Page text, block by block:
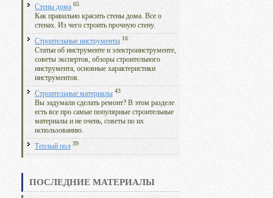
Стены дома 65
Как правильно красить стены дома. Все о
стенах. Из чего строить прочную стену.
Строительные инструменты 16
Статьи об инструменте и электроинструменте,
советы экспертов, обзоры строительного
инструмента, основные характеристики
инструментов.
Строительные материалы 43
Вы задумали сделать ремонт? В этом разделе
есть все про самые популярные строительные
материалы и не очень, советы по их
использованию.
Теплый пол 39
ПОСЛЕДНИЕ МАТЕРИАЛЫ